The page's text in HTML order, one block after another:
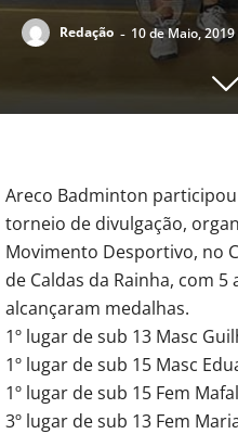
Redação - 10 de Maio, 2019
Areco Badminton
torneio de divulgação,
Movimento Desportivo, no
de Caldas da Rainha, com
alcançaram medalhas.
1º lugar de sub 13 Masc
1º lugar de sub 15 Masc
1º lugar de sub 15 Fem
3º lugar de sub 13 Fem